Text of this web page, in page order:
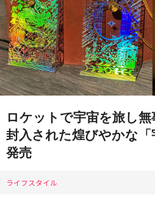
ロケットで宇宙を旅し無
封入された煌びやかな
発売
ライフスタイル